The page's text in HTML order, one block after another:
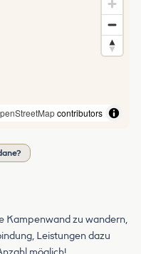
contributors
Kampenwand zu wandern,
Leistungen dazu